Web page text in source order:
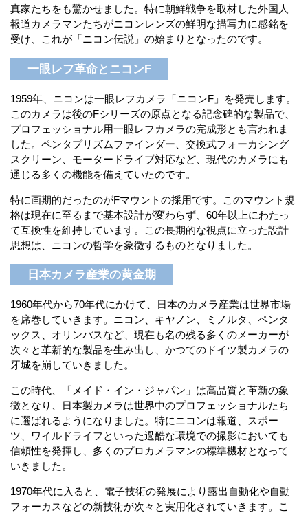
真家たちをも驚かせました。特に朝鮮戦争を取材した外国人
報道カメラマンたちがニコンレンズの鮮明な描写力に感銘を
受け、これが「ニコン伝説」の始まりとなったのです。
一眼レフ革命とニコンF
1959年、ニコンは一眼レフカメラ「ニコンF」を発売します。
このカメラは後のFシリーズの原点となる記念碑的な製品で、
プロフェッショナル用一眼レフカメラの完成形とも言われま
した。ペンタプリズムファインダー、交換式フォーカシング
スクリーン、モータードライブ対応など、現代のカメラにも
通じる多くの機能を備えていたのです。
特に画期的だったのがFマウントの採用です。このマウント規
格は現在に至るまで基本設計が変わらず、60年以上にわたっ
て互換性を維持しています。この長期的な視点に立った設計
思想は、ニコンの哲学を象徴するものとなりました。
日本カメラ産業の黄金期
1960年代から70年代にかけて、日本のカメラ産業は世界市場
を席巻していきます。ニコン、キヤノン、ミノルタ、ペンタ
ックス、オリンパスなど、現在も名の残る多くのメーカーが
次々と革新的な製品を生み出し、かつてのドイツ製カメラの
牙城を崩していきました。
この時代、「メイド・イン・ジャパン」は高品質と革新の象
徴となり、日本製カメラは世界中のプロフェッショナルたち
に選ばれるようになりました。特にニコンは報道、スポー
ツ、ワイルドライフといった過酷な環境での撮影においても
信頼性を発揮し、多くのプロカメラマンの標準機材となって
いきました。
1970年代に入ると、電子技術の発展により露出自動化や自動
フォーカスなどの新技術が次々と実用化されていきます。こ